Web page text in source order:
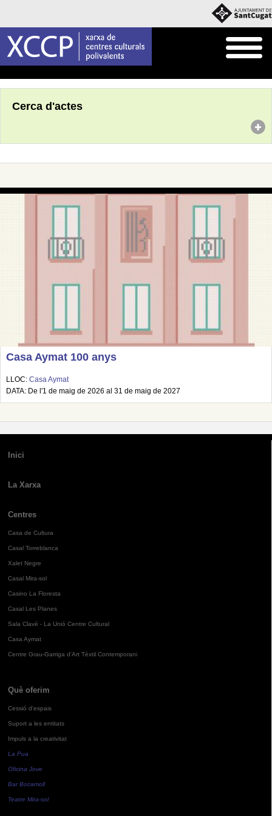
Cerca d'actes
Casa Aymat 100 anys
LLOC: Casa Aymat
DATA: De l'1 de maig de 2026 al 31 de maig de 2027
Inici
La Xarxa
Centres
Casa de Cultura
Casal Torreblanca
Xalet Negre
Casal Mira-sol
Casino La Floresta
Casal Les Planes
Sala Clavé - La Unió Centre Cultural
Casa Aymat
Centre Grau-Garriga d'Art Tèxtil Contemporani
Què oferim
Cessió d'espais
Suport a les entitats
Impuls a la creativitat
La Pua
Oficina Jove
Bar Bocamoll
Teatre Mira-sol